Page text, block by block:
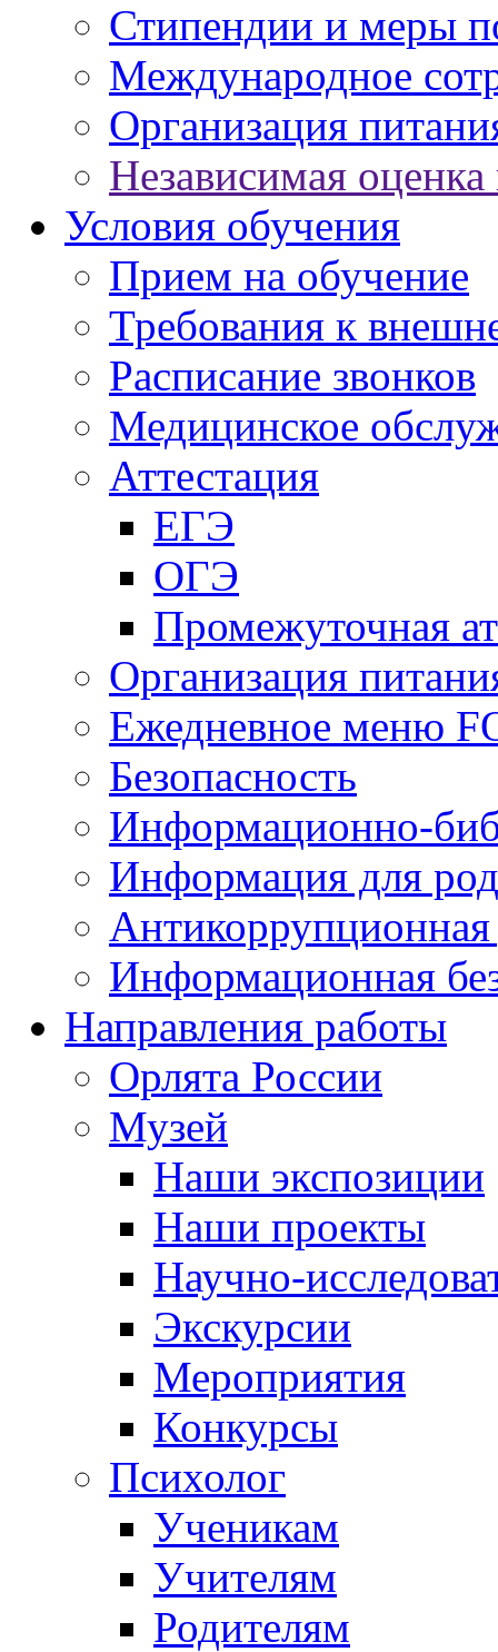
Стипендии и меры
Международное
Организация
Независимая оценка
Условия обучения
Прием на обучение
Требования к
Расписание звонков
Медицинское
Аттестация
ЕГЭ
ОГЭ
Промежуточная
Организация
Ежедневное меню
Безопасность
Информационно-
Информация для
Антикоррупционная
Информационная
Направления работы
Орлята России
Музей
Наши экспозиции
Наши проекты
Научно-
Экскурсии
Мероприятия
Конкурсы
Психолог
Ученикам
Учителям
Родителям